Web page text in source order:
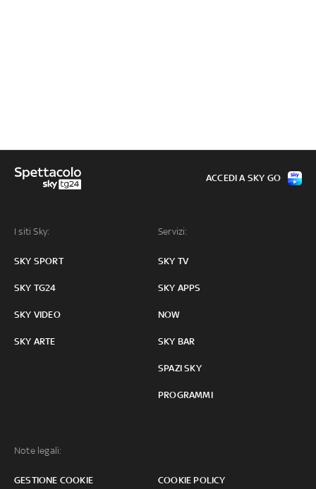
I siti Sky:
SKY SPORT
SKY TG24
SKY VIDEO
SKY ARTE
Servizi:
SKY TV
SKY APPS
NOW
SKY BAR
SPAZI SKY
PROGRAMMI
Note legali:
GESTIONE COOKIE COOKIE POLICY
ACCEDI A SKY GO